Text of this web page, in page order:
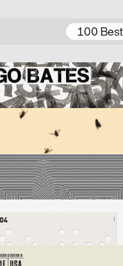
100
CH
Fliegen ist schöner.
CH
Sylvester